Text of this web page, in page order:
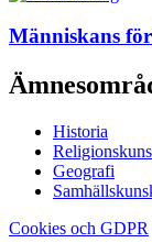
Människans
Historia
Geografi
Cookies och GDPR